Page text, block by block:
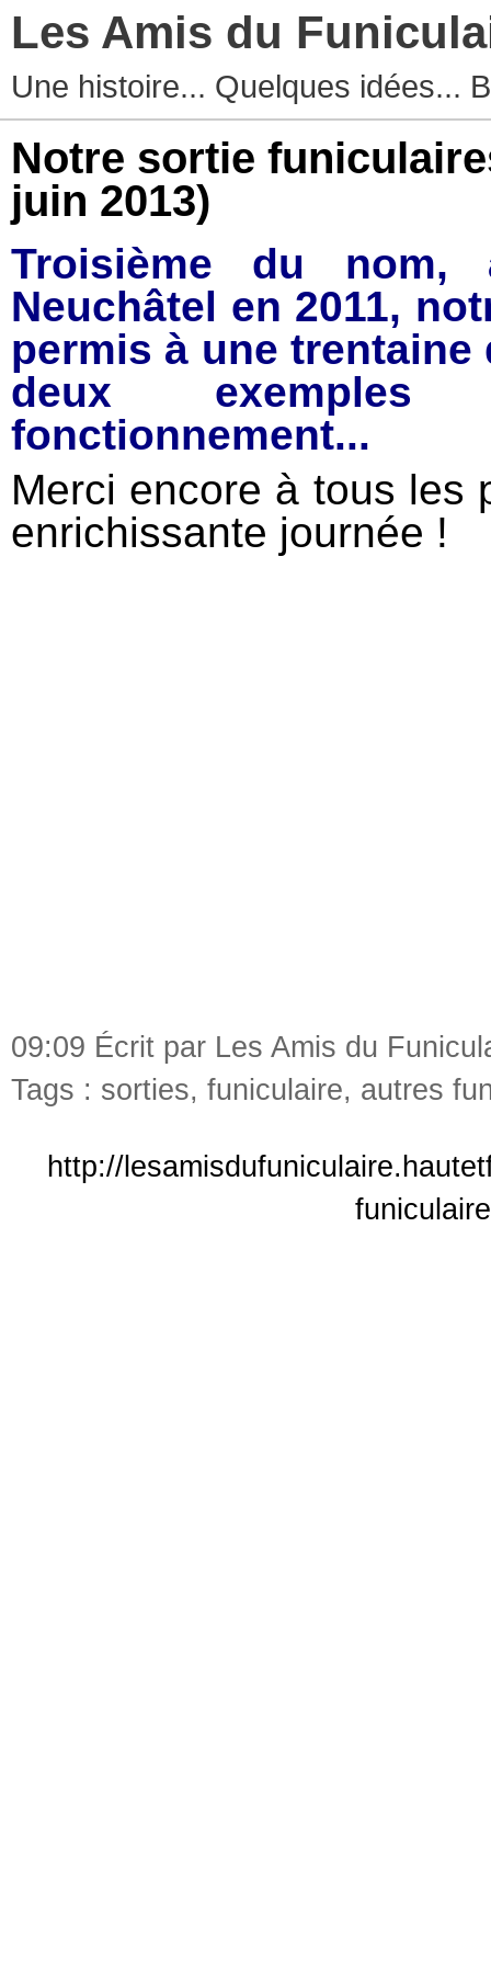
Les Amis du
Une histoire... Quelques idées...
Notre sortie
juin 2013)
Troisième du
Neuchâtel en 2011,
permis à une
deux
fonctionnement...
Merci encore à tous les
enrichissante journée !
09:09 Écrit par Les Amis du
Tags : sorties, funiculaire, autres
http://